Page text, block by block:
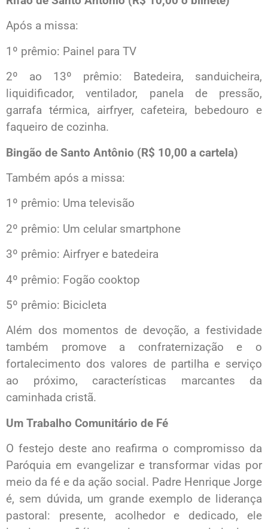
Após a missa:
1º prêmio: Painel para TV
2º ao 13º prêmio: Batedeira, sanduicheira,
liquidificador, ventilador, panela de pressão,
garrafa térmica, airfryer, cafeteira, bebedouro e
faqueiro de cozinha.
Bingão de Santo Antônio (R$ 10,00 a cartela)
Também após a missa:
1º prêmio: Uma televisão
2º prêmio: Um celular smartphone
3º prêmio: Airfryer e batedeira
4º prêmio: Fogão cooktop
5º prêmio: Bicicleta
Além dos momentos de devoção, a festividade
também promove a confraternização e o
fortalecimento dos valores de partilha e serviço
ao próximo, características marcantes da
caminhada cristã.
Um Trabalho Comunitário de Fé
O festejo deste ano reafirma o compromisso da
Paróquia em evangelizar e transformar vidas por
meio da fé e da ação social. Padre Henrique Jorge
é, sem dúvida, um grande exemplo de liderança
pastoral: presente, acolhedor e dedicado, ele